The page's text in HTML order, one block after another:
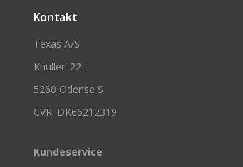
Kontakt
Texas A/S
Knullen 22
5260 Odense S
CVR: DK66212319
Kundeservice